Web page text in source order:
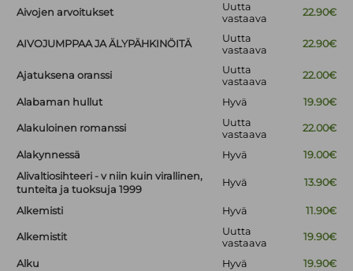
Aivojen arvoitukset
Uutta
vastaava
22.90€
AIVOJUMPPAA JA ÄLYPÄHKINÖITÄ
Uutta
vastaava
22.90€
Ajatuksena oranssi
Uutta
vastaava
22.00€
Alabaman hullut Hyvä 19.90€
Alakuloinen romanssi
Uutta
vastaava
22.00€
Alakynnessä Hyvä
19.00€
Alivaltiosihteeri - v niin kuin virallinen,
tunteita ja tuoksuja 1999
Hyvä 13.90€
Alkemisti Hyvä 11.90€
Alkemistit
Uutta
vastaava
19.90€
Alku Hyvä 19.90€